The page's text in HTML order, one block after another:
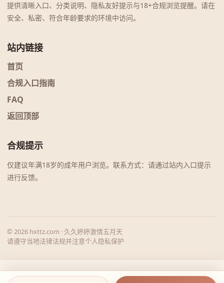
提供清晰入口、分类说明、隐私友好提示与18+合规浏览提醒。请在
安全、私密、符合年龄要求的环境中访问。
站内链接
首页
合规入口指南
FAQ
返回顶部
合规提示
仅建议年满18岁的成年用户浏览。联系方式：请通过站内入口提示
进行反馈。
© 2026 hxttz.com · 久久婷婷激情五月天
请遵守当地法律法规并注意个人隐私保护